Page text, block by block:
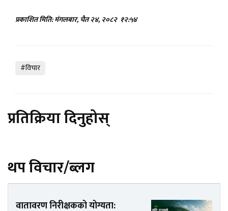
प्रकाशित मिति: मंगलबार, चैत २४, २०८२ १२:५४
#विचार
प्रतिक्रिया दिनुहोस्
थप विचार/ब्लग
वातावरण निरीक्षकको योग्यता: